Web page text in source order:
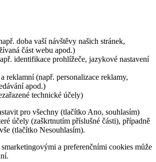
doba vaší návštěvy našich stránek,
část webu apod.)
identifikace prohlížeče, jazykové nastavení
reklamní (např. personalizace reklamy,
apod.)
technické účely)
pro všechny (tlačítko Ano, souhlasím)
účely (zaškrtnutím příslušné části), případně
(tlačítko Nesouhlasím).
a preferenčními cookies může